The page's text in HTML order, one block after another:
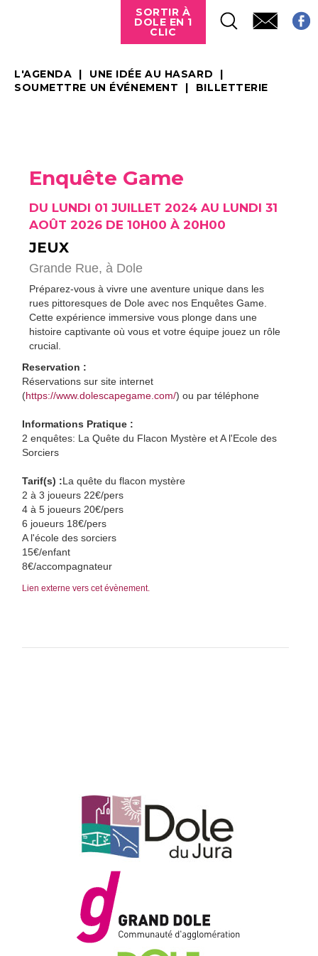
SORTIR À
DOLE EN 1
CLIC
L'AGENDA
UNE IDÉE AU HASARD
SOUMETTRE UN ÉVÉNEMENT
BILLETTERIE
Enquête Game
DU LUNDI 01 JUILLET 2024 AU LUNDI 31
AOÛT 2026 DE 10H00 À 20H00
JEUX
Grande Rue, à Dole
Préparez-vous à vivre une aventure unique dans les
rues pittoresques de Dole avec nos Enquêtes Game.
Cette expérience immersive vous plonge dans une
histoire captivante où vous et votre équipe jouez un rôle
crucial.
Reservation :
Réservations sur site internet
(https://www.dolescapegame.com/) ou par téléphone
Informations Pratique :
2 enquêtes: La Quête du Flacon Mystère et A l'Ecole des
Sorciers
Tarif(s) :La quête du flacon mystère
2 à 3 joueurs 22€/pers
4 à 5 joueurs 20€/pers
6 joueurs 18€/pers
A l'école des sorciers
15€/enfant
8€/accompagnateur
Lien externe vers cet évènement.